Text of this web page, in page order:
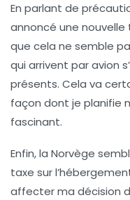
En parlant de
annoncé une nouvelle
que cela ne semble
qui arrivent par avion
présents. Cela va
façon dont je planifie
fascinant.
Enfin, la Norvège
taxe sur
affecter ma décision